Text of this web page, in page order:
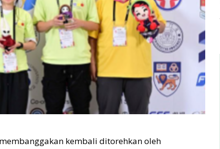
kembali ditorehkan oleh